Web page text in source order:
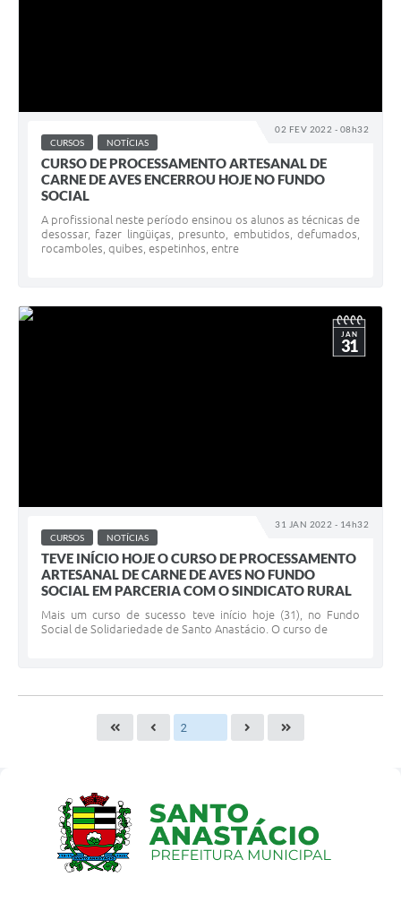
02 FEV 2022 - 08h32
CURSOS NOTÍCIAS
CURSO DE PROCESSAMENTO ARTESANAL DE
CARNE DE AVES ENCERROU HOJE NO FUNDO
SOCIAL
A profissional neste período ensinou os alunos as técnicas de
desossar, fazer lingüiças, presunto, embutidos, defumados,
rocamboles, quibes, espetinhos, entre
31 JAN 2022 - 14h32
JAN
31
CURSOS NOTÍCIAS
TEVE INÍCIO HOJE O CURSO DE PROCESSAMENTO
ARTESANAL DE CARNE DE AVES NO FUNDO
SOCIAL EM PARCERIA COM O SINDICATO RURAL
Mais um curso de sucesso teve início hoje (31), no Fundo
Social de Solidariedade de Santo Anastácio. O curso de